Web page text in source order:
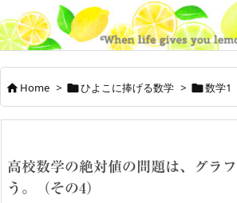
Home > ひよこに捧げる数学 > 数学1
高校数学の絶対値の問題は、グラ
う。（その4）